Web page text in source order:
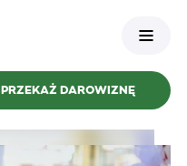
PRZEKAŻ DAROWIZNĘ